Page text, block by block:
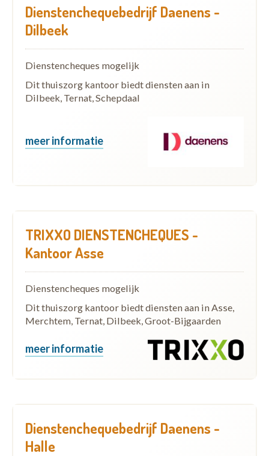
Dienstenchequebedrijf Daenens -
Dilbeek
Dienstencheques mogelijk
Dit thuiszorg kantoor biedt diensten aan in
Dilbeek, Ternat, Schepdaal
meer informatie
TRIXXO DIENSTENCHEQUES -
Kantoor Asse
Dienstencheques mogelijk
Dit thuiszorg kantoor biedt diensten aan in Asse,
Merchtem, Ternat, Dilbeek, Groot-Bijgaarden
meer informatie
Dienstenchequebedrijf Daenens -
Halle